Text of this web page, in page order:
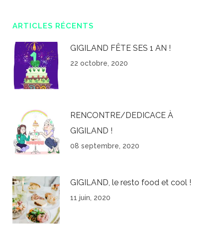
ARTICLES RÉCENTS
GIGILAND FÊTE SES 1 AN !
22 octobre, 2020
RENCONTRE/DEDICACE À
GIGILAND !
08 septembre, 2020
GIGILAND, le resto food et cool !
11 juin, 2020